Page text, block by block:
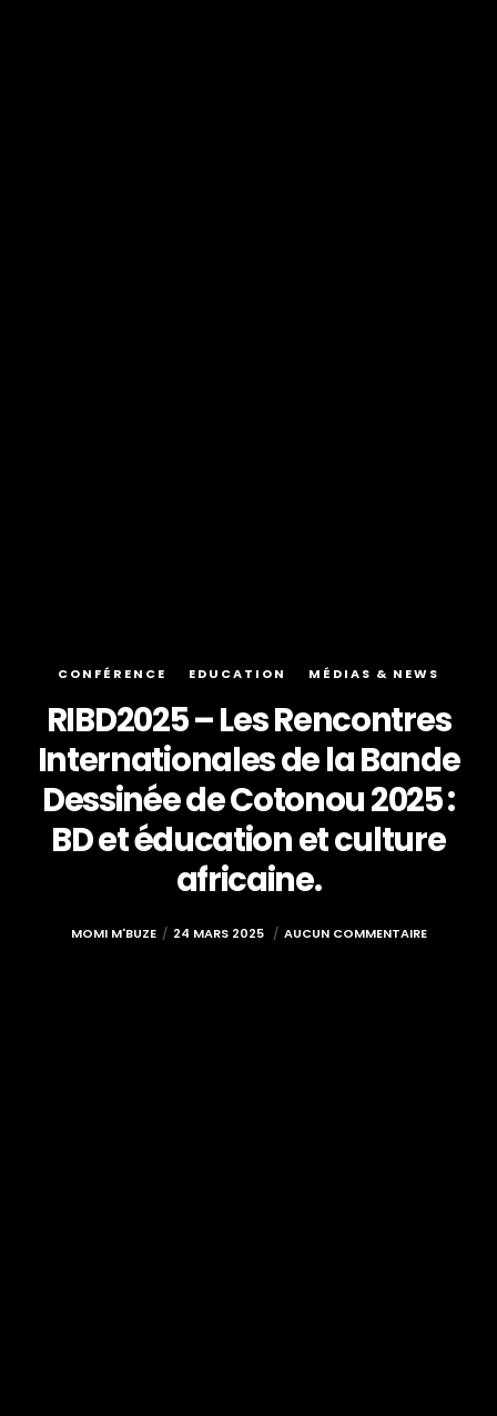
CONFÉRENCE EDUCATION MÉDIAS & NEWS
RIBD2025 – Les Rencontres
Internationales de la Bande
Dessinée de Cotonou 2025 :
BD et éducation et culture
africaine.
MOMI M'BUZE 24 MARS 2025 AUCUN COMMENTAIRE